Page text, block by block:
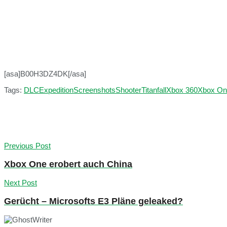
[asa]B00H3DZ4DK[/asa]
Tags: DLCExpeditionScreenshotsShooterTitanfallXbox 360Xbox
Previous Post
Xbox One erobert auch China
Next Post
Gerücht – Microsofts E3 Pläne geleaked?